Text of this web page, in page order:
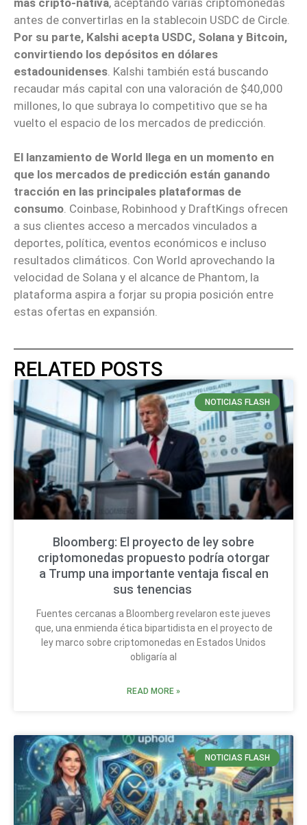
antes de convertirlas en la stablecoin USDC de Circle.
Por su parte, Kalshi acepta USDC, Solana y Bitcoin,
convirtiendo los depósitos en dólares
estadounidenses . Kalshi también está buscando
recaudar más capital con una valoración de $40,000
millones, lo que subraya lo competitivo que se ha
vuelto el espacio de los mercados de predicción.
El lanzamiento de World llega en un momento en
que los mercados de predicción están ganando
tracción en las principales plataformas de
consumo. Coinbase, Robinhood y DraftKings ofrecen
a sus clientes acceso a mercados vinculados a
deportes, política, eventos económicos e incluso
resultados climáticos. Con World aprovechando la
velocidad de Solana y el alcance de Phantom, la
plataforma aspira a forjar su propia posición entre
estas ofertas en expansión.
RELATED POSTS
NOTICIAS FLASH
Bloomberg: El proyecto de ley sobre
criptomonedas propuesto podría otorgar
a Trump una importante ventaja fiscal en
sus tenencias
Fuentes cercanas a Bloomberg revelaron este jueves
que, una enmienda ética bipartidista en el proyecto de
ley marco sobre criptomonedas en Estados Unidos
obligaría al
READ MORE »
NOTICIAS FLASH